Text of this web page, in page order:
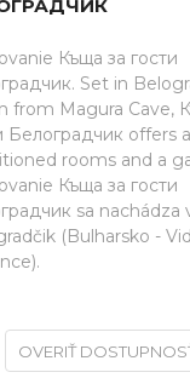
Къща за гости
Set in
from Magura Cave,
Белоградчик offers
rooms and a
Къща за гости
sa nachádza
(Bulharsko -
OVERIŤ